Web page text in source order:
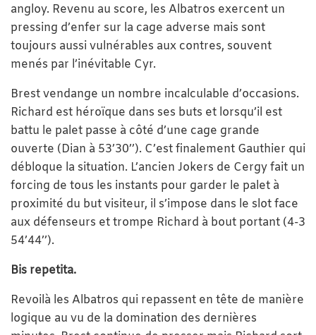
angloy. Revenu au score, les Albatros exercent un
pressing d’enfer sur la cage adverse mais sont
toujours aussi vulnérables aux contres, souvent
menés par l’inévitable Cyr.
Brest vendange un nombre incalculable d’occasions.
Richard est héroïque dans ses buts et lorsqu’il est
battu le palet passe à côté d’une cage grande
ouverte (Dian à 53’30’’). C’est finalement Gauthier qui
débloque la situation. L’ancien Jokers de Cergy fait un
forcing de tous les instants pour garder le palet à
proximité du but visiteur, il s’impose dans le slot face
aux défenseurs et trompe Richard à bout portant (4-3
54’44’’).
Bis repetita.
Revoilà les Albatros qui repassent en tête de manière
logique au vu de la domination des dernières